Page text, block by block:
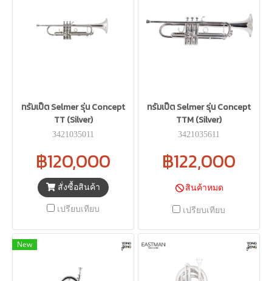
ทรัมเป็ต Selmer รุ่น Concept
TT (Silver)
3421035011
฿120,000
สั่งซื้อสินค้า
เปรียบเทียบ
ทรัมเป็ต Selmer รุ่น Concept
TTM (Silver)
3421035611
฿122,000
สินค้าหมด
เปรียบเทียบ
New